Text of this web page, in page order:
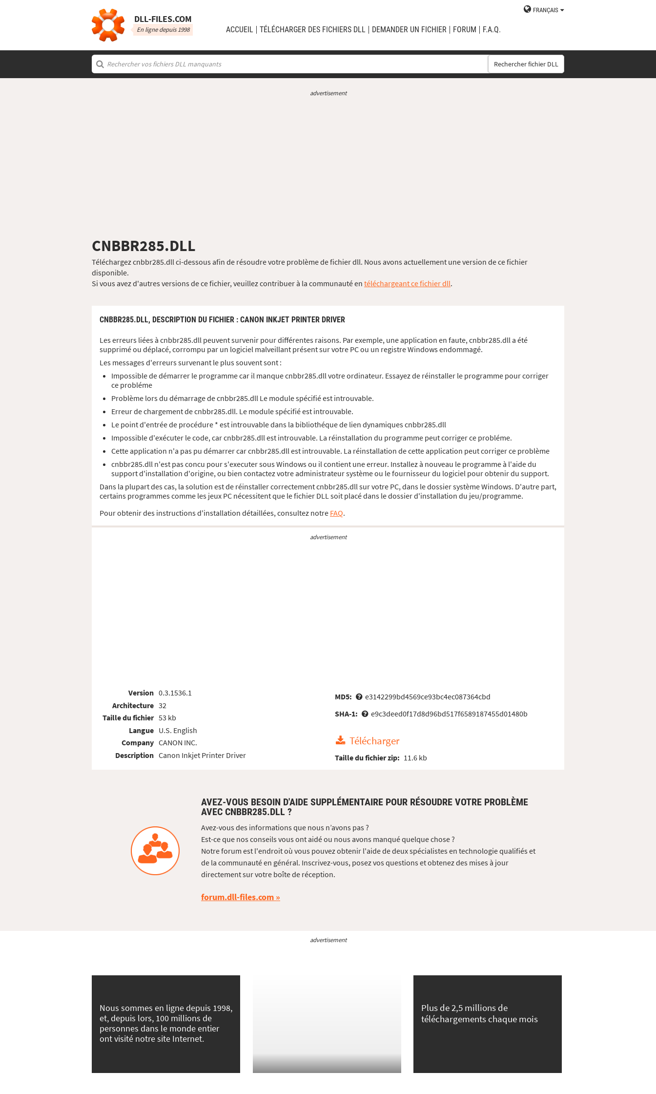
DLL‑FILES.COM
En ligne depuis 1998
FRANÇAIS
ACCUEIL TÉLÉCHARGER DES FICHIERS DLL DEMANDER UN FICHIER FORUM F.A.Q.
Rechercher fichier DLL
advertisement
CNBBR285.DLL
Téléchargez cnbbr285.dll ci-dessous afin de résoudre votre problème de fichier dll. Nous avons actuellement une version de ce fichier
disponible.
Si vous avez d'autres versions de ce fichier, veuillez contribuer à la communauté en téléchargeant ce fichier dll.
CNBBR285.DLL, DESCRIPTION DU FICHIER : CANON INKJET PRINTER DRIVER
Les erreurs liées à cnbbr285.dll peuvent survenir pour différentes raisons. Par exemple, une application en faute, cnbbr285.dll a été
supprimé ou déplacé, corrompu par un logiciel malveillant présent sur votre PC ou un registre Windows endommagé.
Les messages d'erreurs survenant le plus souvent sont :
Impossible de démarrer le programme car il manque cnbbr285.dll votre ordinateur. Essayez de réinstaller le programme pour corriger
ce probléme
Problème lors du démarrage de cnbbr285.dll Le module spécifié est introuvable.
Erreur de chargement de cnbbr285.dll. Le module spécifié est introuvable.
Le point d'entrée de procédure * est introuvable dans la bibliothéque de lien dynamiques cnbbr285.dll
Impossible d'exécuter le code, car cnbbr285.dll est introuvable. La réinstallation du programme peut corriger ce probléme.
Cette application n'a pas pu démarrer car cnbbr285.dll est introuvable. La réinstallation de cette application peut corriger ce problème
cnbbr285.dll n'est pas concu pour s'executer sous Windows ou il contient une erreur. Installez à nouveau le programme à l'aide du
support d'installation d'origine, ou bien contactez votre administrateur système ou le fournisseur du logiciel pour obtenir du support.
Dans la plupart des cas, la solution est de réinstaller correctement cnbbr285.dll sur votre PC, dans le dossier système Windows. D'autre part,
certains programmes comme les jeux PC nécessitent que le fichier DLL soit placé dans le dossier d'installation du jeu/programme.
Pour obtenir des instructions d'installation détaillées, consultez notre FAQ.
advertisement
Version
Architecture
Taille du fichier
Langue
Company
Description
0.3.1536.1
32
53 kb
U.S. English
CANON INC.
Canon Inkjet Printer Driver
MD5:
e3142299bd4569ce93bc4ec087364cbd
SHA-1:
e9c3deed0f17d8d96bd517f6589187455d01480b
Télécharger
Taille du fichier zip: 11.6 kb
AVEZ-VOUS BESOIN D'AIDE SUPPLÉMENTAIRE POUR RÉSOUDRE VOTRE PROBLÈME
AVEC CNBBR285.DLL ?
Avez-vous des informations que nous n’avons pas ?
Est-ce que nos conseils vous ont aidé ou nous avons manqué quelque chose ?
Notre forum est l'endroit où vous pouvez obtenir l'aide de deux spécialistes en technologie qualifiés et
de la communauté en général. Inscrivez-vous, posez vos questions et obtenez des mises à jour
directement sur votre boîte de réception.
forum.dll-files.com
advertisement
Nous sommes en ligne depuis 1998,
et, depuis lors, 100 millions de
personnes dans le monde entier
ont visité notre site Internet.
Plus de 2,5 millions de
téléchargements chaque mois